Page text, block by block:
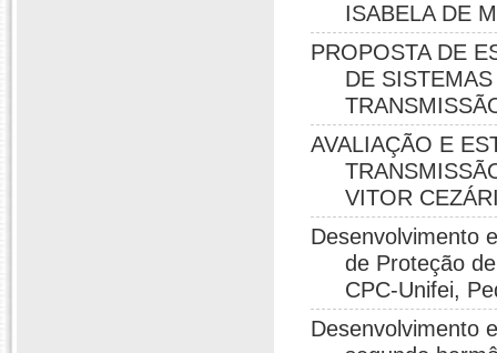
ISABELA DE
PROPOSTA DE
DE
AVALIAÇÃO E
VITOR
Desenvolvimento
de Proteção
CPC-Unifei,
Desenvolvimento